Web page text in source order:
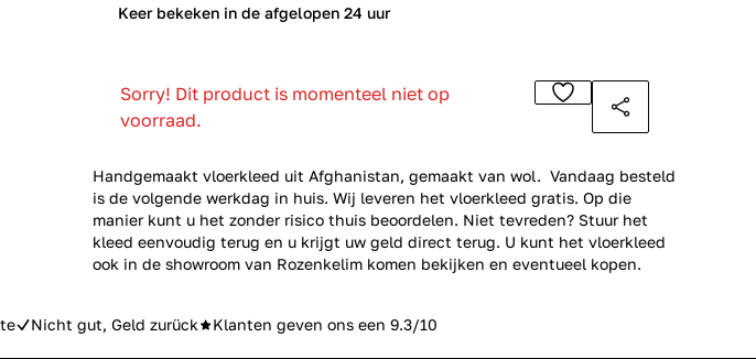
Keer bekeken in de afgelopen 24 uur
Sorry! Dit product is momenteel niet op
voorraad.
Handgemaakt vloerkleed uit Afghanistan, gemaakt van wol. Vandaag besteld
is de volgende werkdag in huis. Wij leveren het vloerkleed gratis. Op die
manier kunt u het zonder risico thuis beoordelen. Niet tevreden? Stuur het
kleed eenvoudig terug en u krijgt uw geld direct terug. U kunt het vloerkleed
ook in de showroom van Rozenkelim komen bekijken en eventueel kopen.
Nicht gut, Geld zurück Klanten geven ons een 9.3/10